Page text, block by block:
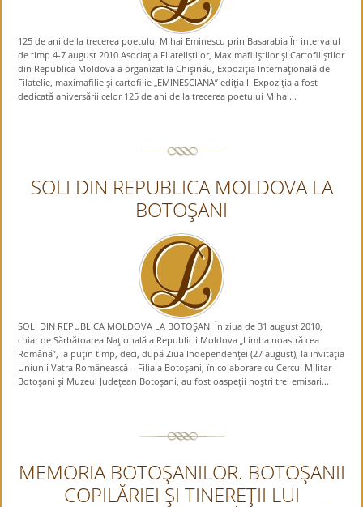
125 de ani de la trecerea poetului Mihai Eminescu prin Basarabia În intervalul
de timp 4-7 august 2010 Asociaţia Filateliştilor, Maximafiliştilor şi Cartofiliştilor
din Republica Moldova a organizat la Chişinău, Expoziţia Internaţională de
Filatelie, maximafilie şi cartofilie „EMINESCIANA” ediţia I. Expoziţia a fost
dedicată aniversării celor 125 de ani de la trecerea poetului Mihai...
SOLI DIN REPUBLICA MOLDOVA LA
BOTOŞANI
SOLI DIN REPUBLICA MOLDOVA LA BOTOŞANI În ziua de 31 august 2010,
chiar de Sărbătoarea Naţională a Republicii Moldova „Limba noastră cea
Română”, la puţin timp, deci, după Ziua Independenţei (27 august), la invitaţia
Uniunii Vatra Românească – Filiala Botoşani, în colaborare cu Cercul Militar
Botoşani şi Muzeul Judeţean Botoşani, au fost oaspeţii noştri trei emisari...
MEMORIA BOTOŞANILOR. BOTOŞANII
COPILĂRIEI ŞI TINEREŢII LUI